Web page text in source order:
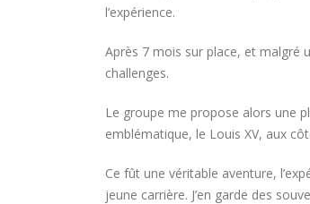
l’expérience.
Après 7 mois sur place, et malgré
challenges.
Le groupe me propose alors une
emblématique, le Louis XV, aux
Ce fût une véritable aventure,
jeune carrière. J’en garde des